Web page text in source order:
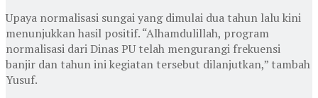
Upaya normalisasi sungai yang dimulai dua tahun lalu kini
menunjukkan hasil positif. “Alhamdulillah, program
normalisasi dari Dinas PU telah mengurangi frekuensi
banjir dan tahun ini kegiatan tersebut dilanjutkan,” tambah
Yusuf.